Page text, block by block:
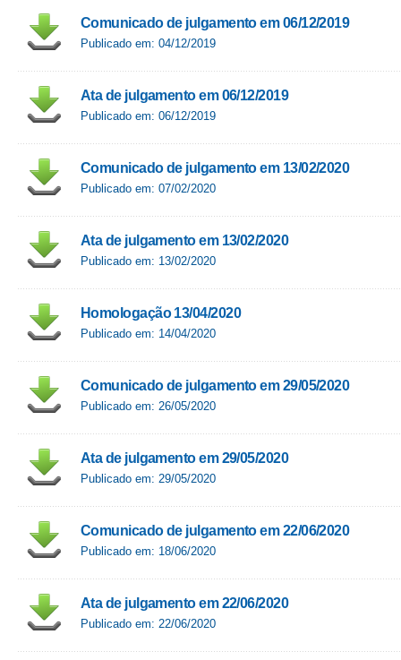
Comunicado de julgamento em 06/12/2019
Publicado em: 04/12/2019
Ata de julgamento em 06/12/2019
Publicado em: 06/12/2019
Comunicado de julgamento em 13/02/2020
Publicado em: 07/02/2020
Ata de julgamento em 13/02/2020
Publicado em: 13/02/2020
Homologação 13/04/2020
Publicado em: 14/04/2020
Comunicado de julgamento em 29/05/2020
Publicado em: 26/05/2020
Ata de julgamento em 29/05/2020
Publicado em: 29/05/2020
Comunicado de julgamento em 22/06/2020
Publicado em: 18/06/2020
Ata de julgamento em 22/06/2020
Publicado em: 22/06/2020